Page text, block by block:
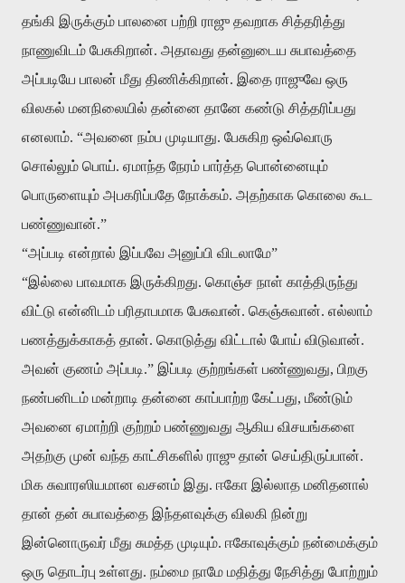
தங்கி இருக்கும் பாலனை பற்றி ராஜு தவறாக சித்தரித்து
நாணுவிடம் பேசுகிறான். அதாவது தன்னுடைய சுபாவத்தை
அப்படியே பாலன் மீது திணிக்கிறான். இதை ராஜுவே ஒரு
விலகல் மனநிலையில் தன்னை தானே கண்டு சித்தரிப்பது
எனலாம். “அவனை நம்ப முடியாது. பேசுகிற ஒவ்வொரு
சொல்லும் பொய். ஏமாந்த நேரம் பார்த்த பொன்னையும்
பொருளையும் அபகரிப்பதே நோக்கம். அதற்காக கொலை கூட
பண்ணுவான்.”
“அப்படி என்றால் இப்பவே அனுப்பி விடலாமே”
“இல்லை பாவமாக இருக்கிறது. கொஞ்ச நாள் காத்திருந்து
விட்டு என்னிடம் பரிதாபமாக பேசுவான். கெஞ்சுவான். எல்லாம்
பணத்துக்காகத் தான். கொடுத்து விட்டால் போய் விடுவான்.
அவன் குணம் அப்படி.” இப்படி குற்றங்கள் பண்ணுவது, பிறகு
நண்பனிடம் மன்றாடி தன்னை காப்பாற்ற கேட்பது, மீண்டும்
அவனை ஏமாற்றி குற்றம் பண்ணுவது ஆகிய விசயங்களை
அதற்கு முன் வந்த காட்சிகளில் ராஜு தான் செய்திருப்பான்.
மிக சுவாரஸியமான வசனம் இது. ஈகோ இல்லாத மனிதனால்
தான் தன் சுபாவத்தை இந்தளவுக்கு விலகி நின்று
இன்னொருவர் மீது சுமத்த முடியும். ஈகோவுக்கும் நன்மைக்கும்
ஒரு தொடர்பு உள்ளது. நம்மை நாமே மதித்து நேசித்து போற்றும்